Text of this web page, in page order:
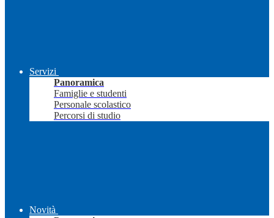
Servizi
Panoramica
Famiglie e studenti
Personale scolastico
Percorsi di studio
Novità